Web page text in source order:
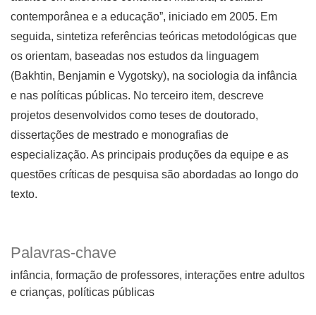
Palavras-chave
infância formação de professores interações entre adultos
e crianças políticas públicas
contemporânea e a educação”, iniciado em 2005. Em
seguida, sintetiza referências teóricas metodológicas que
os orientam, baseadas nos estudos da linguagem
(Bakhtin, Benjamin e Vygotsky), na sociologia da infância
e nas políticas públicas. No terceiro item, descreve
projetos desenvolvidos como teses de doutorado,
dissertações de mestrado e monografias de
especialização. As principais produções da equipe e as
questões críticas de pesquisa são abordadas ao longo do
texto.